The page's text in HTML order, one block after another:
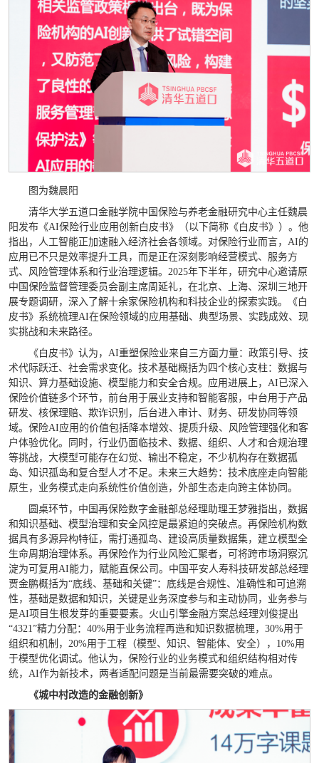
图为魏晨阳
清华大学五道口金融学院中国保险与养老金融研究中心主任魏晨
阳发布《AI保险行业应用创新白皮书》（以下简称《白皮书》）。他
指出，人工智能正加速融入经济社会各领域。对保险行业而言，AI的
应用已不只是效率提升工具，而是正在深刻影响经营模式、服务方
式、风险管理体系和行业治理逻辑。2025年下半年，研究中心邀请原
中国保险监督管理委员会副主席周延礼，在北京、上海、深圳三地开
展专题调研，深入了解十余家保险机构和科技企业的探索实践。《白
皮书》系统梳理AI在保险领域的应用基础、典型场景、实践成效、现
实挑战和未来路径。
《白皮书》认为，AI重塑保险业来自三方面力量：政策引导、技
术代际跃迁、社会需求变化。技术基础概括为四个核心支柱：数据与
知识、算力基础设施、模型能力和安全合规。应用进展上，AI已深入
保险价值链多个环节，前台用于展业支持和智能客服，中台用于产品
研发、核保理赔、欺诈识别，后台进入审计、财务、研发协同等领
域。保险AI应用的价值包括降本增效、提质升级、风险管理强化和客
户体验优化。同时，行业仍面临技术、数据、组织、人才和合规治理
等挑战，大模型可能存在幻觉、输出不稳定，不少机构存在数据孤
岛、知识孤岛和复合型人才不足。未来三大趋势：技术底座走向智能
原生，业务模式走向系统性价值创造，外部生态走向跨主体协同。
圆桌环节，中国再保险数字金融部总经理助理王梦雅指出，数据
和知识基础、模型治理和安全风控是最紧迫的突破点。再保险机构数
据具有多源异构特征，需打通孤岛、建设高质量数据集，建立模型全
生命周期治理体系。再保险作为行业风险汇聚者，可将跨市场洞察沉
淀为可复用AI能力，赋能直保公司。中国平安人寿科技研发部总经理
贾金鹏概括为“底线、基础和关键”：底线是合规性、准确性和可追溯
性，基础是数据和知识，关键是业务深度参与和主动协同，业务参与
是AI项目生根发芽的重要要素。火山引擎金融方案总经理刘俊提出
“4321”精力分配：40%用于业务流程再造和知识数据梳理，30%用于
组织和机制，20%用于工程（模型、知识、智能体、安全），10%用
于模型优化调试。他认为，保险行业的业务模式和组织结构相对传
统，AI作为新技术，两者适配问题是当前最需要突破的难点。
《城中村改造的金融创新》